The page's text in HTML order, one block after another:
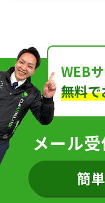
WEB
無料
メール
簡